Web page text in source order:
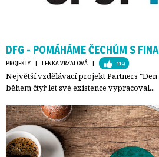
DFG - POMÁHÁME ČECHŮM S
PROJEKTY | LENKA VRZALOVÁ | 119
Největší vzdělávací projekt Partners
během čtyř let své existence vypracoval...